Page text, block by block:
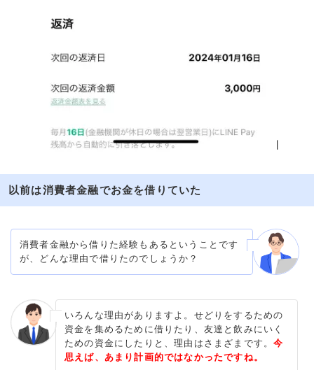
以前は消費者金融でお金を借りていた
消費者金融から借りた経験もあるということです
が、どんな理由で借りたのでしょうか？
いろんな理由がありますよ。せどりをするための
資金を集めるために借りたり、友達と飲みにいく
ための資金にしたりと、理由はさまざまです。今
思えば、あまり計画的ではなかったですね。